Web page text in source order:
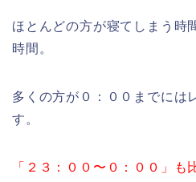
ほとんどの方が寝てしまう時
時間。
多くの方が０：００までには
す。
「２３：００〜０：００」も